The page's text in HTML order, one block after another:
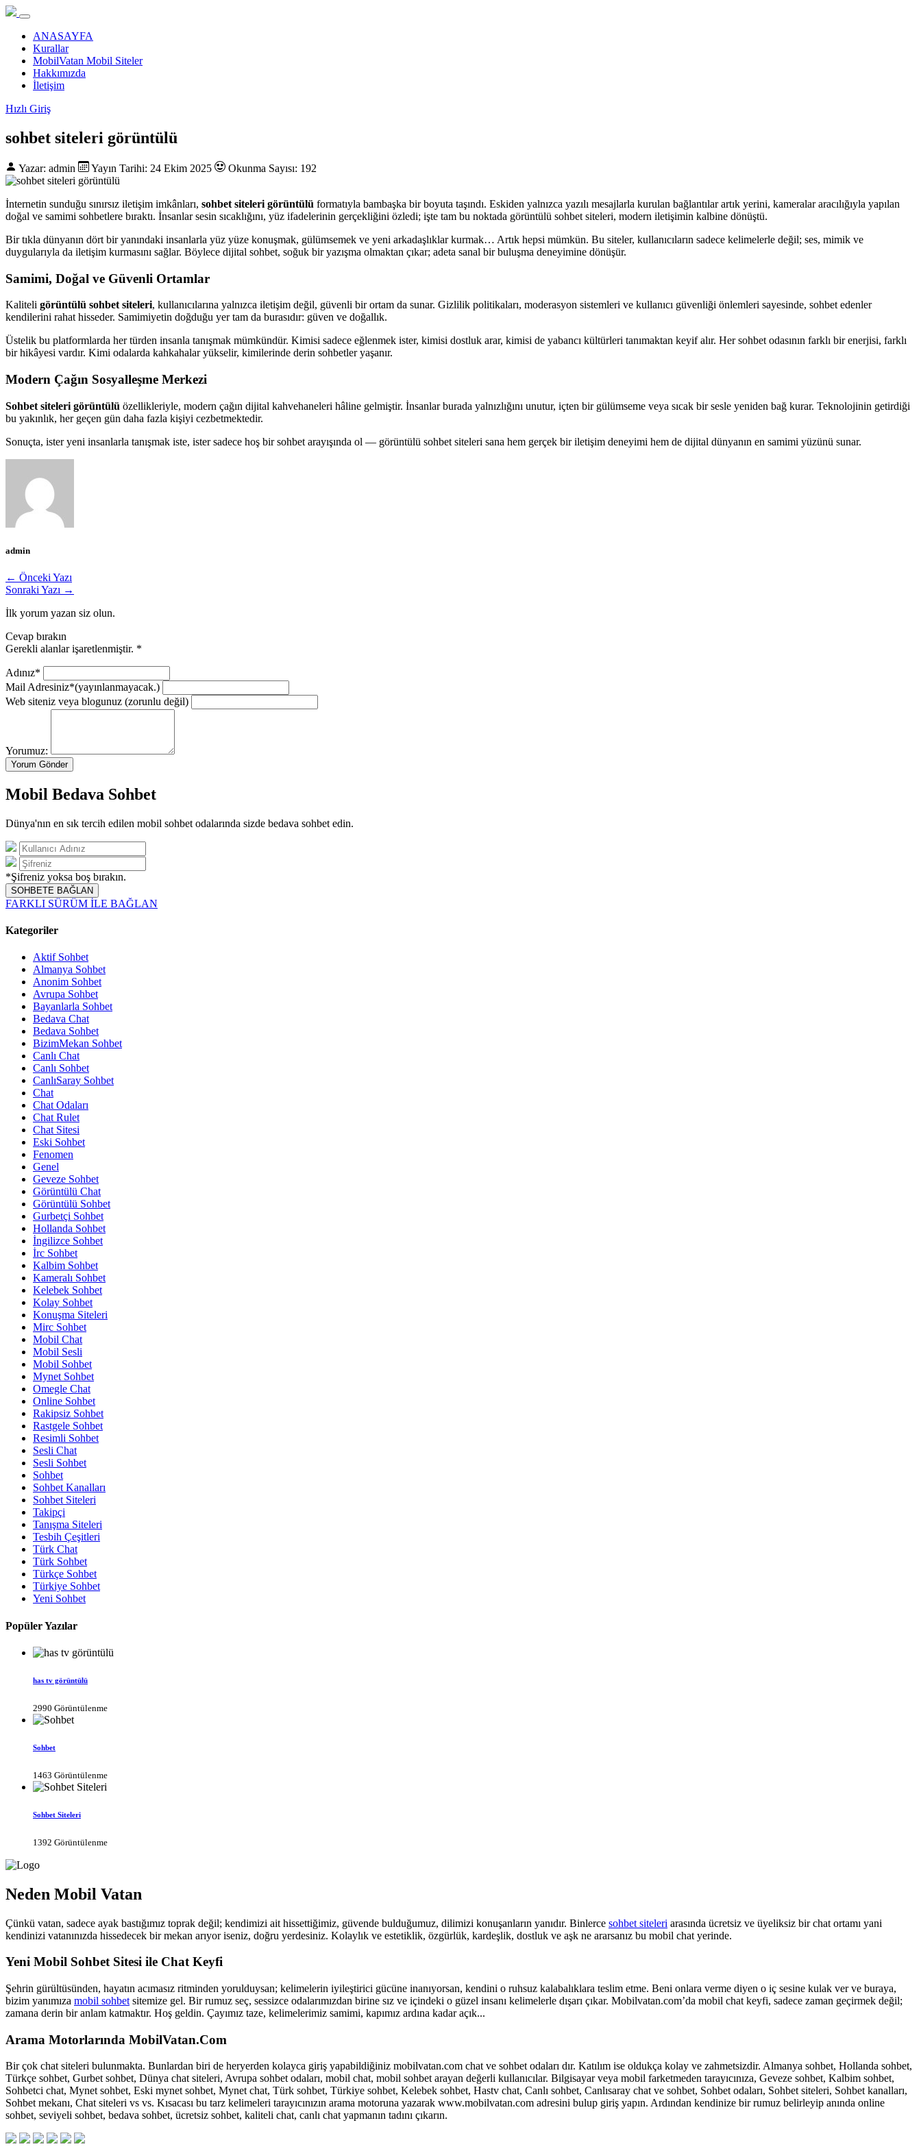
ANASAYFA
Kurallar
MobilVatan Mobil Siteler
Hakkımızda
İletişim
Hızlı Giriş
sohbet siteleri görüntülü
Yazar: admin Yayın Tarihi: 24 Ekim 2025 Okunma Sayısı: 192
İnternetin sunduğu sınırsız iletişim imkânları, sohbet siteleri görüntülü formatıyla bambaşka bir boyuta taşındı. Eskiden yalnızca yazılı mesajlarla kurulan bağlantılar artık yerini, kameralar aracılığıyla yapılan
doğal ve samimi sohbetlere bıraktı. İnsanlar sesin sıcaklığını, yüz ifadelerinin gerçekliğini özledi; işte tam bu noktada görüntülü sohbet siteleri, modern iletişimin kalbine dönüştü.
Bir tıkla dünyanın dört bir yanındaki insanlarla yüz yüze konuşmak, gülümsemek ve yeni arkadaşlıklar kurmak… Artık hepsi mümkün. Bu siteler, kullanıcıların sadece kelimelerle değil; ses, mimik ve
duygularıyla da iletişim kurmasını sağlar. Böylece dijital sohbet, soğuk bir yazışma olmaktan çıkar; adeta sanal bir buluşma deneyimine dönüşür.
Samimi, Doğal ve Güvenli Ortamlar
Kaliteli görüntülü sohbet siteleri, kullanıcılarına yalnızca iletişim değil, güvenli bir ortam da sunar. Gizlilik politikaları, moderasyon sistemleri ve kullanıcı güvenliği önlemleri sayesinde, sohbet edenler
kendilerini rahat hisseder. Samimiyetin doğduğu yer tam da burasıdır: güven ve doğallık.
Üstelik bu platformlarda her türden insanla tanışmak mümkündür. Kimisi sadece eğlenmek ister, kimisi dostluk arar, kimisi de yabancı kültürleri tanımaktan keyif alır. Her sohbet odasının farklı bir enerjisi, farklı
bir hikâyesi vardır. Kimi odalarda kahkahalar yükselir, kimilerinde derin sohbetler yaşanır.
Modern Çağın Sosyalleşme Merkezi
Sohbet siteleri görüntülü özellikleriyle, modern çağın dijital kahvehaneleri hâline gelmiştir. İnsanlar burada yalnızlığını unutur, içten bir gülümseme veya sıcak bir sesle yeniden bağ kurar. Teknolojinin getirdiği
bu yakınlık, her geçen gün daha fazla kişiyi cezbetmektedir.
Sonuçta, ister yeni insanlarla tanışmak iste, ister sadece hoş bir sohbet arayışında ol — görüntülü sohbet siteleri sana hem gerçek bir iletişim deneyimi hem de dijital dünyanın en samimi yüzünü sunar.
admin
← Önceki Yazı
Sonraki Yazı →
İlk yorum yazan siz olun.
Cevap bırakın
Gerekli alanlar işaretlenmiştir. *
Adınız*
Mail Adresiniz*(yayınlanmayacak.)
Web siteniz veya blogunuz (zorunlu değil)
Yorumuz:
Mobil Bedava Sohbet
Dünya'nın en sık tercih edilen mobil sohbet odalarında sizde bedava sohbet edin.
*Şifreniz yoksa boş bırakın.
SOHBETE BAĞLAN
FARKLI SÜRÜM İLE BAĞLAN
Kategoriler
Aktif Sohbet
Almanya Sohbet
Anonim Sohbet
Avrupa Sohbet
Bayanlarla Sohbet
Bedava Chat
Bedava Sohbet
BizimMekan Sohbet
Canlı Chat
Canlı Sohbet
CanlıSaray Sohbet
Chat
Chat Odaları
Chat Rulet
Chat Sitesi
Eski Sohbet
Fenomen
Genel
Geveze Sohbet
Görüntülü Chat
Görüntülü Sohbet
Gurbetçi Sohbet
Hollanda Sohbet
İngilizce Sohbet
İrc Sohbet
Kalbim Sohbet
Kameralı Sohbet
Kelebek Sohbet
Kolay Sohbet
Konuşma Siteleri
Mirc Sohbet
Mobil Chat
Mobil Sesli
Mobil Sohbet
Mynet Sohbet
Omegle Chat
Online Sohbet
Rakipsiz Sohbet
Rastgele Sohbet
Resimli Sohbet
Sesli Chat
Sesli Sohbet
Sohbet
Sohbet Kanalları
Sohbet Siteleri
Takipçi
Tanışma Siteleri
Tesbih Çeşitleri
Türk Chat
Türk Sohbet
Türkçe Sohbet
Türkiye Sohbet
Yeni Sohbet
Popüler Yazılar
has tv görüntülü
2990 Görüntülenme
Sohbet
1463 Görüntülenme
Sohbet Siteleri
1392 Görüntülenme
Neden Mobil Vatan
Çünkü vatan, sadece ayak bastığımız toprak değil; kendimizi ait hissettiğimiz, güvende bulduğumuz, dilimizi konuşanların yanıdır. Binlerce sohbet siteleri arasında ücretsiz ve üyeliksiz bir chat ortamı yani
kendinizi vatanınızda hissedecek bir mekan arıyor iseniz, doğru yerdesiniz. Kolaylık ve estetiklik, özgürlük, kardeşlik, dostluk ve aşk ne ararsanız bu mobil chat yerinde.
Yeni Mobil Sohbet Sitesi ile Chat Keyfi
Şehrin gürültüsünden, hayatın acımasız ritminden yorulduysan; kelimelerin iyileştirici gücüne inanıyorsan, kendini o ruhsuz kalabalıklara teslim etme. Beni onlara verme diyen o iç sesine kulak ver ve buraya,
bizim yanımıza mobil sohbet sitemize gel. Bir rumuz seç, sessizce odalarımızdan birine sız ve içindeki o güzel insanı kelimelerle dışarı çıkar. Mobilvatan.com’da mobil chat keyfi, sadece zaman geçirmek değil;
zamana derin bir anlam katmaktır. Hoş geldin. Çayımız taze, kelimelerimiz samimi, kapımız ardına kadar açık...
Arama Motorlarında MobilVatan.Com
Bir çok chat siteleri bulunmakta. Bunlardan biri de heryerden kolayca giriş yapabildiğiniz mobilvatan.com chat ve sohbet odaları dır. Katılım ise oldukça kolay ve zahmetsizdir. Almanya sohbet, Hollanda sohbet,
Türkçe sohbet, Gurbet sohbet, Dünya chat siteleri, Avrupa sohbet odaları, mobil chat, mobil sohbet arayan değerli kullanıcılar. Bilgisayar veya mobil farketmeden tarayıcınıza, Geveze sohbet, Kalbim sohbet,
Sohbetci chat, Mynet sohbet, Eski mynet sohbet, Mynet chat, Türk sohbet, Türkiye sohbet, Kelebek sohbet, Hastv chat, Canlı sohbet, Canlısaray chat ve sohbet, Sohbet odaları, Sohbet siteleri, Sohbet kanalları,
Sohbet mekanı, Chat siteleri vs vs. Kısacası bu tarz kelimeleri tarayıcınızın arama motoruna yazarak www.mobilvatan.com adresini bulup giriş yapın. Ardından kendinize bir rumuz belirleyip anında online
sohbet, seviyeli sohbet, bedava sohbet, ücretsiz sohbet, kaliteli chat, canlı chat yapmanın tadını çıkarın.